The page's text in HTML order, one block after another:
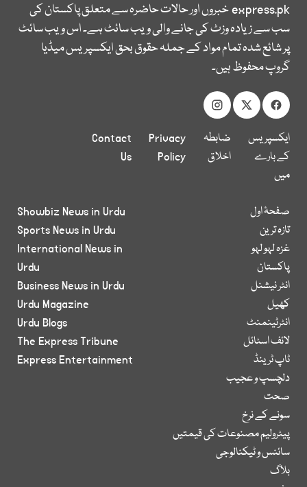
express.pkخبروں اور حالات حاضرہ سے متعلق پاکستان کی
سب سے زیادہ وزٹ کی جانے والی ویب سائٹ ہے۔ اس ویب سائٹ
پر شائع شدہ تمام مواد کے جملہ حقوق بحق ایکسپریس میڈیا
گروپ محفوظ ہیں۔
ایکسپریس
کے بارے
میں
ضابطہ
اخلاق
Privacy
Policy
Contact
Us
صفحۂ اول
تازہ ترین
غزہ لہو لہو
پاکستان
انٹر نیشنل
کھیل
انٹرٹینمنٹ
لائف اسٹائل
ٹاپ ٹرینڈ
دلچسپ و عجیب
صحت
سونے کے نرخ
پیٹرولیم مصنوعات کی قیمتیں
سائنس و ٹیکنالوجی
بلاگ
Showbiz News in Urdu
Sports News in Urdu
International News in
Urdu
Business News in Urdu
Urdu Magazine
Urdu Blogs
The Express Tribune
Express Entertainment